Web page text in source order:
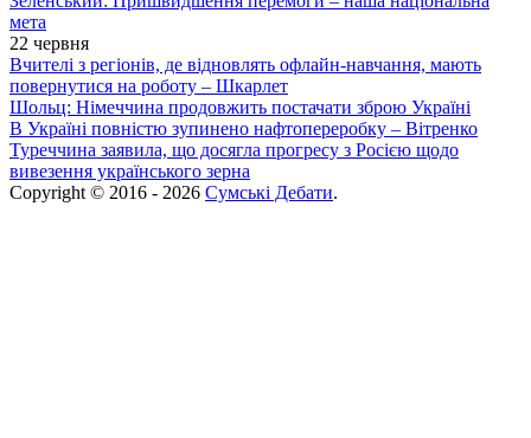
мета
22 червня
Вчителі з регіонів, де відновлять офлайн-навчання, мають
повернутися на роботу – Шкарлет
Шольц: Німеччина продовжить постачати зброю Україні
В Україні повністю зупинено нафтопереробку – Вітренко
Туреччина заявила, що досягла прогресу з Росією щодо
вивезення українського зерна
Copyright © 2016 - 2026 Сумські Дебати.